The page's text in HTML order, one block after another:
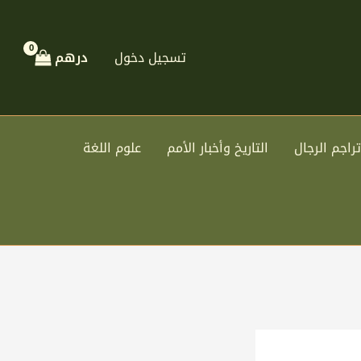
تسجيل دخول درهم
تراجم الرجال التاريخ وأخبار الأمم علوم اللغة